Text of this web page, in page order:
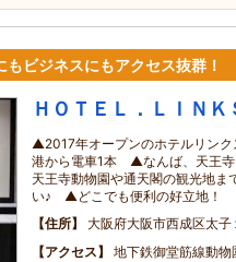
ビジネスにもアクセス抜群！
ＨＯＴＥＬ．ＬＩＮＫ
▲2017年オープンのホテルリン
港から電車1本 ▲なんば、天王
天王寺動物園や通天閣の観光地ま
い♪ ▲どこでも便利の好立地！
住所
大阪府大阪市西成区太子
アクセス
地下鉄御堂筋線動